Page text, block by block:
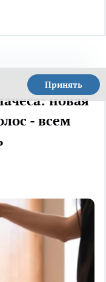
Принять
новая
- всем